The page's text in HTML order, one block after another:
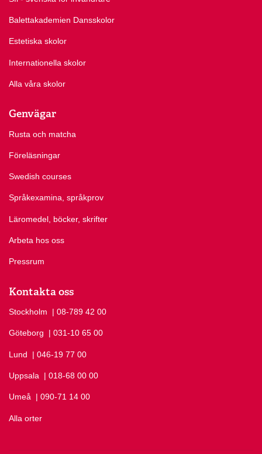
Balettakademien Dansskolor
Estetiska skolor
Internationella skolor
Alla våra skolor
Genvägar
Rusta och matcha
Föreläsningar
Swedish courses
Språkexamina, språkprov
Läromedel, böcker, skrifter
Arbeta hos oss
Pressrum
Kontakta oss
Stockholm Ring Stockholm på
| 08-789 42 00
Göteborg Ring Göteborg på
| 031-10 65 00
Lund Ring Lund på
| 046-19 77 00
Uppsala Ring Uppsala på
| 018-68 00 00
Umeå Ring Umeå på
| 090-71 14 00
Alla orter